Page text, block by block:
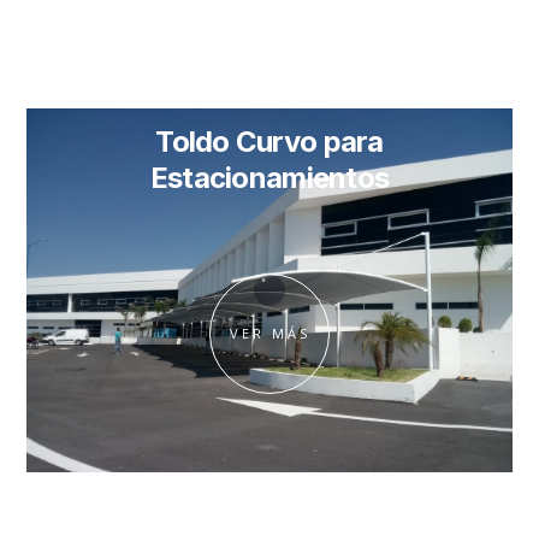
Toldo Curvo para
Estacionamientos
VER MÁS